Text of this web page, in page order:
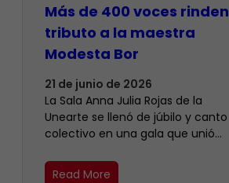
Más de 400 voces rinden
tributo a la maestra
Modesta Bor
21 de junio de 2026
​La Sala Anna Julia Rojas de la
Unearte se llenó de júbilo y canto
colectivo en una gala que unió…
Read More